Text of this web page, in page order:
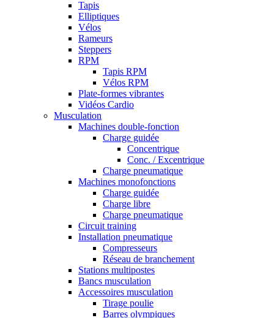
Tapis
Elliptiques
Vélos
Rameurs
Steppers
RPM
Tapis RPM
Vélos RPM
Plate-formes vibrantes
Vidéos Cardio
Musculation
Machines double-fonction
Charge guidée
Concentrique
Conc. / Excentrique
Charge pneumatique
Machines monofonctions
Charge guidée
Charge libre
Charge pneumatique
Circuit training
Installation pneumatique
Compresseurs
Réseau de branchement
Stations multipostes
Bancs musculation
Accessoires musculation
Tirage poulie
Barres olympiques